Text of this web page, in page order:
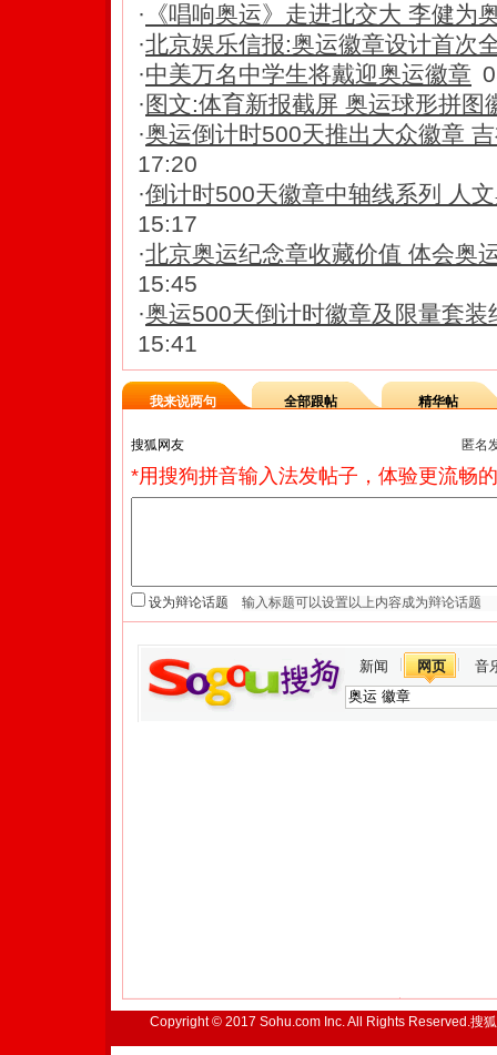
· 《唱响奥运》走进北交大 李健为
·北京娱乐信报:奥运徽章设计首次
·中美万名中学生将戴迎奥运徽章
· 图文:体育新报截屏 奥运球形拼图
·奥运倒计时500天推出大众徽章
17:20
·倒计时500天徽章中轴线系列 人
15:17
·北京奥运纪念章收藏价值 体会奥
15:45
·奥运500天倒计时徽章及限量套装
15:41
我来说两句 全部跟帖 精华帖
匿名
*用搜狗拼音输入法发帖子，体验更流畅
设为辩论话题
新闻 网页 音
Copyright © 2017 Sohu.com Inc. All Rights Reserved.搜